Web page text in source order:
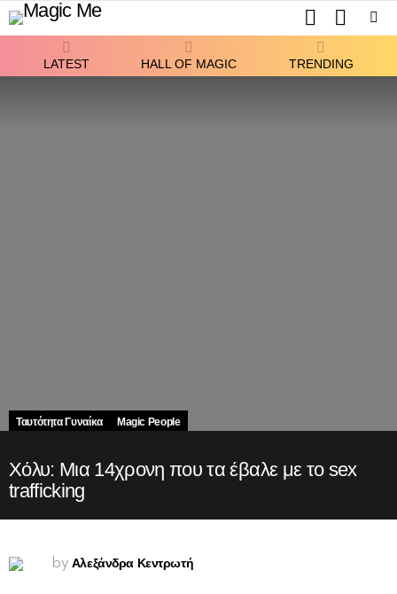
SWITCH
SKIN
LATEST HALL OF MAGIC TRENDING
Ταυτότητα Γυναίκα Magic People
Χόλυ: Μια 14χρονη που τα έβαλε με το sex
trafficking
by Αλεξάνδρα Κεντρωτή